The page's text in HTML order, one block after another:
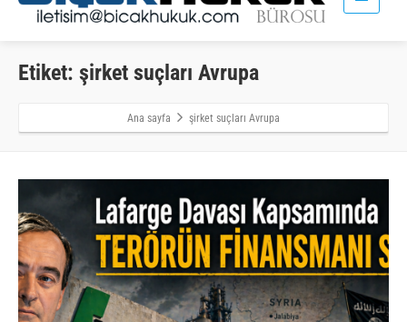
Etiket: şirket suçları Avrupa
Ana sayfa şirket suçları Avrupa